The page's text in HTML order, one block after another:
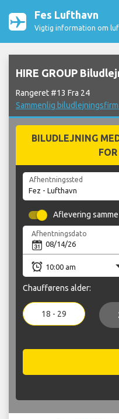
Fes Lufthavn
Vigtig information om
HIRE GROUP
Rangeret #13 Fra 24
Sammenlig
BILUDLEJNING
Afhentningssted
Aflevering
Afhentningsdato
Chaufførens alder:
18 - 29